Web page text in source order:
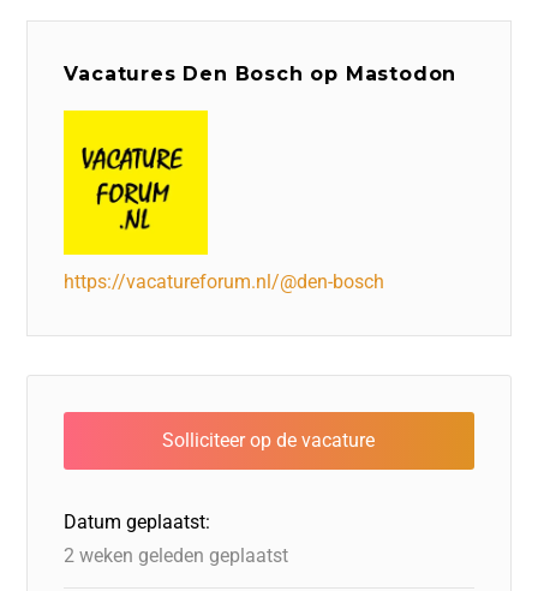
Vacatures Den Bosch op Mastodon
https://vacatureforum.nl/@den-bosch
Datum geplaatst:
2 weken geleden geplaatst